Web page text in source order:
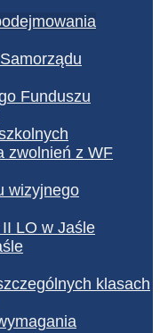
Funduszu
zwolnień z WF
wizyjnego
LO w Jaśle
klasach